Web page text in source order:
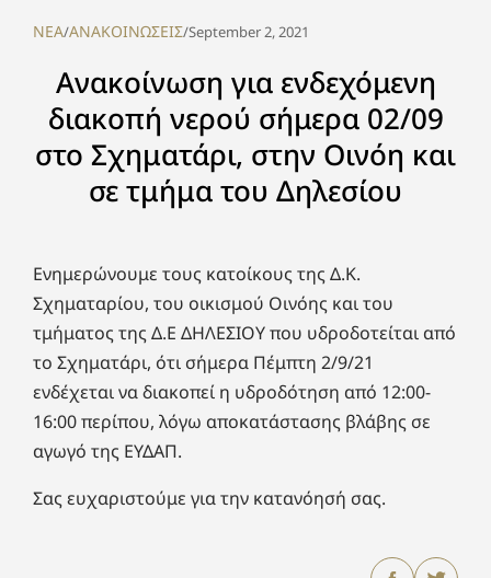
NEA/ΑΝΑΚΟΙΝΩΣΕΙΣ/September 2, 2021
Ανακοίνωση για ενδεχόμενη
διακοπή νερού σήμερα 02/09
στο Σχηματάρι, στην Οινόη και
σε τμήμα του Δηλεσίου
Ενημερώνουμε τους κατοίκους της Δ.Κ.
Σχηματαρίου, του οικισμού Οινόης και του
τμήματος της Δ.Ε ΔΗΛΕΣΙΟΥ που υδροδοτείται από
το Σχηματάρι, ότι σήμερα Πέμπτη 2/9/21
ενδέχεται να διακοπεί η υδροδότηση από 12:00-
16:00 περίπου, λόγω αποκατάστασης βλάβης σε
αγωγό της ΕΥΔΑΠ.
Σας ευχαριστούμε για την κατανόησή σας.